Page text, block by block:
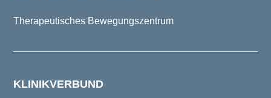
Therapeutisches Bewegungszentrum
KLINIKVERBUND